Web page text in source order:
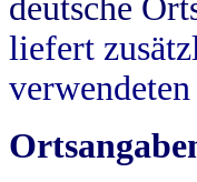
deutsche
liefert